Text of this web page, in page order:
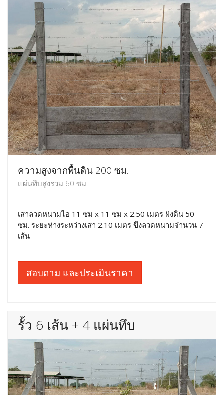
ความสูงจากพื้นดิน 200 ซม.
แผ่นทึบสูงรวม 60 ซม.
เสาลวดหนามไอ 11 ซม x 11 ซม x 2.50 เมตร ฝังดิน 50
ซม. ระยะห่างระหว่างเสา 2.10 เมตร ขึงลวดหนามจำนวน 7
เส้น
สอบถาม และประเมินราคา
รั้ว 6 เส้น + 4 แผ่นทึบ